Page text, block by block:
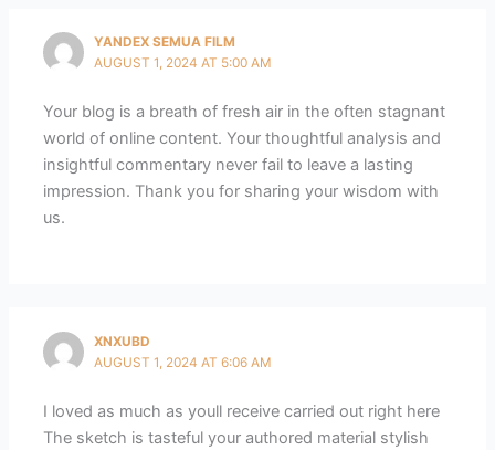
YANDEX SEMUA FILM
AUGUST 1, 2024 AT 5:00 AM
Your blog is a breath of fresh air in the often stagnant
world of online content. Your thoughtful analysis and
insightful commentary never fail to leave a lasting
impression. Thank you for sharing your wisdom with
us.
XNXUBD
AUGUST 1, 2024 AT 6:06 AM
I loved as much as youll receive carried out right here
The sketch is tasteful your authored material stylish